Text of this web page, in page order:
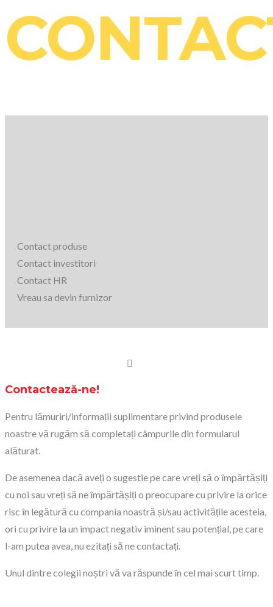
Contact produse
Contact investitori
Contact HR
Vreau sa devin furnizor
Contactează-ne!
Pentru lămuriri/informații suplimentare privind produsele
noastre vă rugăm să completați câmpurile din formularul
alăturat.
De asemenea dacă aveți o sugestie pe care vreți să o împărtășiți
cu noi sau vreți să ne împărtășiți o preocupare cu privire la orice
risc în legătură cu compania noastră și/sau activitățile acesteia,
ori cu privire la un impact negativ iminent sau potențial, pe care
l-am putea avea, nu ezitați să ne contactați.
Unul dintre colegii noștri vă va răspunde în cel mai scurt timp.